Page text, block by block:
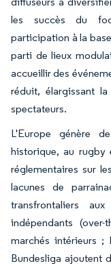
les succès du
participation à la
parti de lieux
accueillir des
réduit, élargissant
spectateurs.
L'Europe génère
historique, au rugby
réglementaires sur
lacunes de
transfrontaliers
indépendants
marchés intérieurs ;
Bundesliga ajoutent